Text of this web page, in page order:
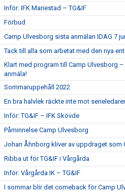
Inför: IFK Mariestad – TG&IF
Förbud
Camp Ulvesborg sista anmälan IDAG 7
Tack till alla som arbetat med den nya
Klart med program till Camp Ulvesborg
anmäla!
Sommaruppehåll 2022
En bra halvlek räckte inte mot
Inför: TG&IF – IFK Skövde
Påminnelse Camp Ulvesborg
Johan Åhnborg kliver av uppdraget som
Ribba ut för TG&IF i Vårgårda
Inför: Vårgårda IK – TG&IF
I sommar blir det comeback för Camp